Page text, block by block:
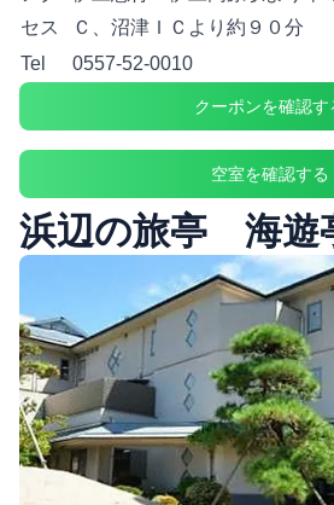
セス
Ｃ、沼津ＩＣより約９０分
Tel
0557-52-0010
クーポンを確認す
空室を確認する
浜辺の旅亭 海遊